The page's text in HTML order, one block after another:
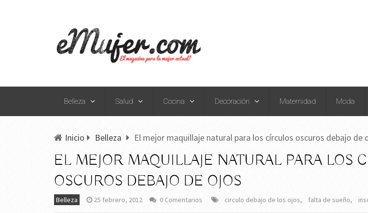
Belleza Salud Cocina Decoración Maternidad Moda
Inicio Belleza El mejor maquillaje natural para los círculos oscuros debajo de
EL MEJOR MAQUILLAJE NATURAL PARA LOS
OSCUROS DEBAJO DE OJOS
Belleza 25 febrero, 2012 0 Comentarios circulo debajo de los ojos, falta de sueño,